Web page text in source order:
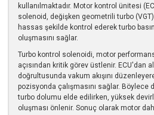
kullanılmaktadır. Motor kontrol ünitesi
solenoid, değişken geometrili turbo
hassas şekilde kontrol ederek turbo
oluşmasını sağlar.
Turbo kontrol solenoidi, motor
açısından kritik görev üstlenir. ECU'dan
doğrultusunda vakum akışını
pozisyonda çalışmasını sağlar. Böylece
turbo dolumu elde edilirken, yüksek
oluşması önlenir. Sonuç olarak motor